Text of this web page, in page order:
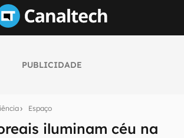
PUBLICIDADE
Espaço
iluminam céu na
sobre tecnologia em primeira